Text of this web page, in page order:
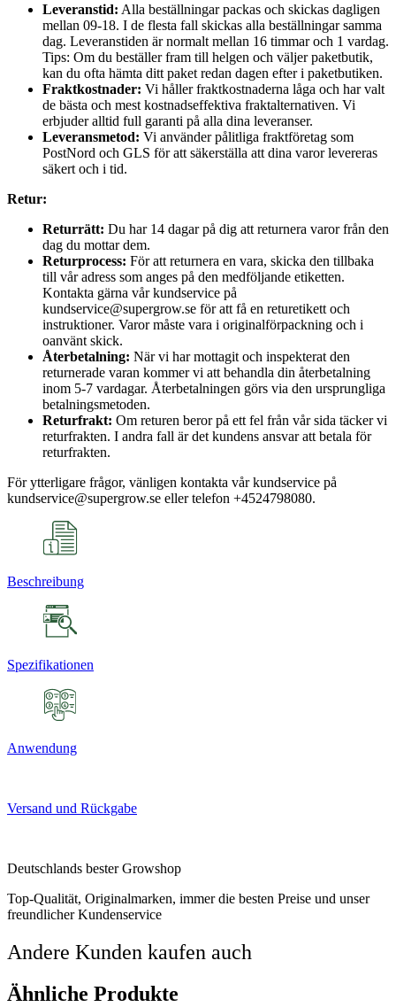
Leveranstid: Alla beställningar packas och skickas dagligen
mellan 09-18. I de flesta fall skickas alla beställningar samma
dag. Leveranstiden är normalt mellan 16 timmar och 1 vardag.
Tips: Om du beställer fram till helgen och väljer paketbutik,
kan du ofta hämta ditt paket redan dagen efter i paketbutiken.
Fraktkostnader: Vi håller fraktkostnaderna låga och har valt
de bästa och mest kostnadseffektiva fraktalternativen. Vi
erbjuder alltid full garanti på alla dina leveranser.
Leveransmetod: Vi använder pålitliga fraktföretag som
PostNord och GLS för att säkerställa att dina varor levereras
säkert och i tid.
Retur:
Returrätt: Du har 14 dagar på dig att returnera varor från den
dag du mottar dem.
Returprocess: För att returnera en vara, skicka den tillbaka
till vår adress som anges på den medföljande etiketten.
Kontakta gärna vår kundservice på
kundservice@supergrow.se för att få en returetikett och
instruktioner. Varor måste vara i originalförpackning och i
oanvänt skick.
Återbetalning: När vi har mottagit och inspekterat den
returnerade varan kommer vi att behandla din återbetalning
inom 5-7 vardagar. Återbetalningen görs via den ursprungliga
betalningsmetoden.
Returfrakt: Om returen beror på ett fel från vår sida täcker vi
returfrakten. I andra fall är det kundens ansvar att betala för
returfrakten.
För ytterligare frågor, vänligen kontakta vår kundservice på
kundservice@supergrow.se eller telefon +4524798080.
Beschreibung
Spezifikationen
Anwendung
Versand und Rückgabe
Deutschlands bester Growshop
Top-Qualität, Originalmarken, immer die besten Preise und unser
freundlicher Kundenservice
Andere Kunden kaufen auch
Ähnliche Produkte